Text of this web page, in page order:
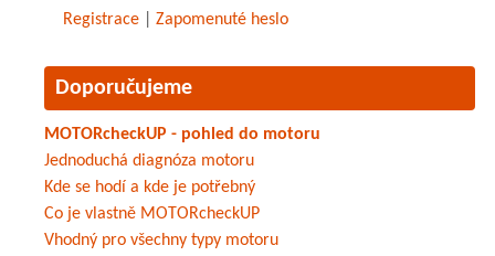
Registrace Zapomenuté heslo
Doporučujeme
MOTORcheckUP - pohled do motoru
Jednoduchá diagnóza motoru
Kde se hodí a kde je potřebný
Co je vlastně MOTORcheckUP
Vhodný pro všechny typy motoru